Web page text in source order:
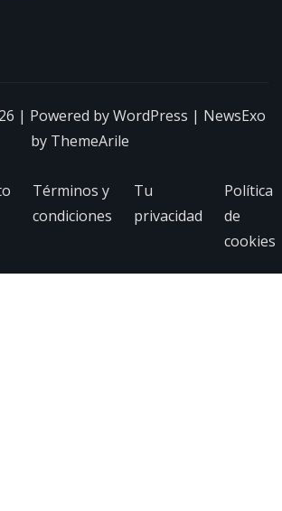
| Powered byWordPress | NewsExo
by ThemeArile
Términos y
condiciones
Tu
privacidad
Política
de
cookies